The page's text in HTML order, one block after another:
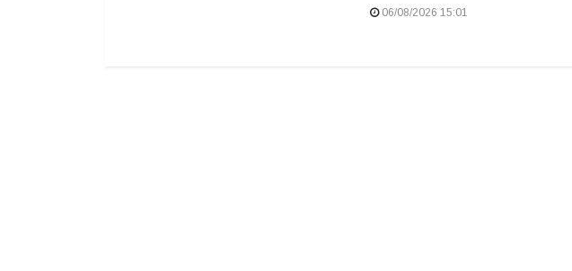
06/08/2026 15:01